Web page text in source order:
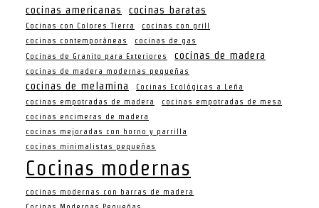
cocinas americanas cocinas baratas
Cocinas con Colores Tierra
cocinas con grill
cocinas contemporáneas
cocinas de gas
Cocinas de Granito para Exteriores
cocinas de madera
cocinas de madera modernas pequeñas
cocinas de melamina
Cocinas Ecológicas a Leña
cocinas empotradas de madera
cocinas empotradas de mesa
cocinas encimeras de madera
cocinas mejoradas con horno y parrilla
cocinas minimalistas pequeñas
Cocinas modernas
cocinas modernas con barras de madera